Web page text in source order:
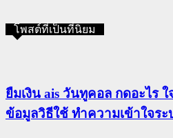
โพสต์ที่เป็นที่นิยม
ยืมเงิน ais วันทูคอล กดอะไร
ข้อมูลวิธีใช้ ทำความเข้าใจระ